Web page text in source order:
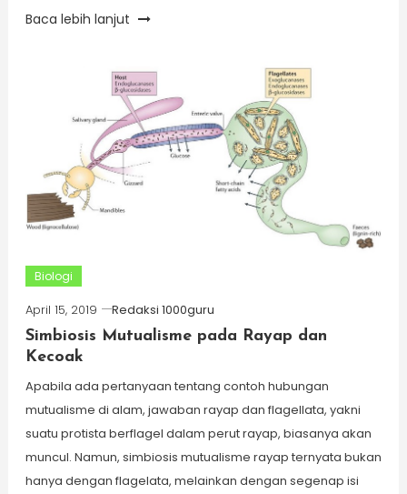
Baca lebih lanjut
Biologi
April 15, 2019
Redaksi 1000guru
Simbiosis Mutualisme pada Rayap dan
Kecoak
Apabila ada pertanyaan tentang contoh hubungan
mutualisme di alam, jawaban rayap dan flagellata, yakni
suatu protista berflagel dalam perut rayap, biasanya akan
muncul. Namun, simbiosis mutualisme rayap ternyata bukan
hanya dengan flagelata, melainkan dengan segenap isi